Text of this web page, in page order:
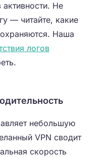
Не
— читайте, какие
Наша
логов
небольшую
VPN сводит
скорость